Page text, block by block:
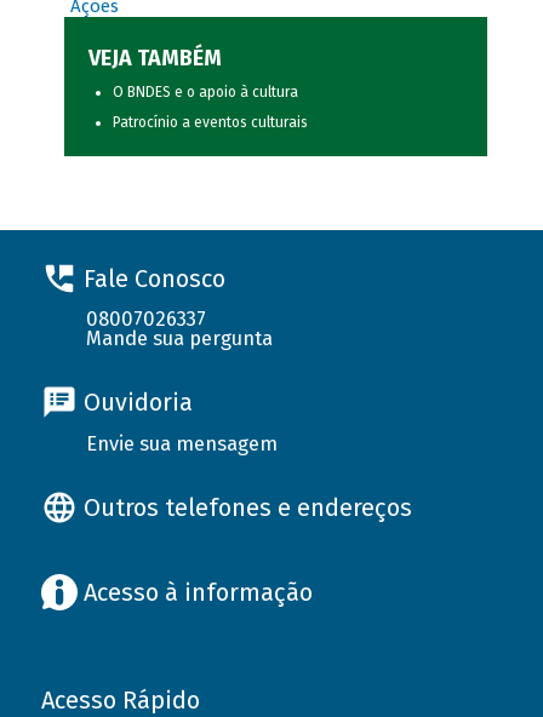
Ações
VEJA TAMBÉM
O BNDES e o apoio à cultura
Patrocínio a eventos culturais
Fale Conosco
08007026337
Mande sua pergunta
Ouvidoria
Envie sua mensagem
Outros telefones e endereços
Acesso à informação
Acesso Rápido